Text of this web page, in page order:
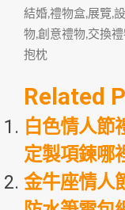
結婚,禮物盒,展覽,
物,創意禮物,交換
抱枕
Related
白色情人節
定製項鍊哪
金牛座情人